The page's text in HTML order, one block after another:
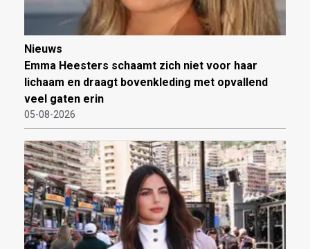
Nieuws
Emma Heesters schaamt zich niet voor haar
lichaam en draagt bovenkleding met opvallend
veel gaten erin
05-08-2026